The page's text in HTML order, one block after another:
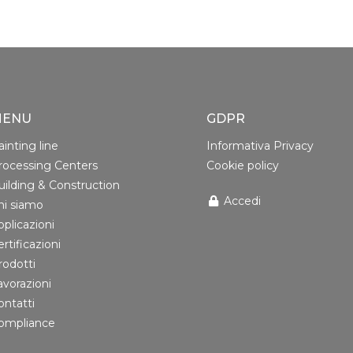
line
Centers
& Construction
siamo
GDPR
Informativa Privacy
Cookie policy
Accedi